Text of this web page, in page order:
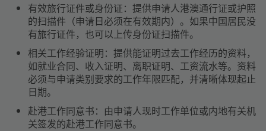
有效旅行证件或身份证： 提供申请人港澳通行证或护照
的扫描件（申请日必须在有效期内）。如果中国居民没
有旅行证件，也可以上传身份证扫描件。
相关工作经验证明： 提供能证明过去工作经历的资料，
如就业合同、收入证明、离职证明、工资流水等。资料
必须与申请类别要求的工作年限匹配，并清晰体现起止
日期。
赴港工作同意书： 由申请人现时工作单位或内地有关机
关签发的赴港工作同意书。